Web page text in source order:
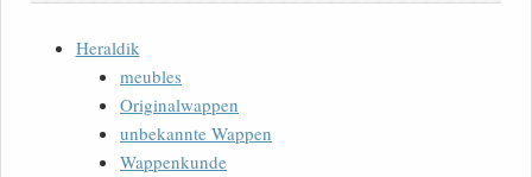
Heraldik
meubles
Originalwappen
unbekannte Wappen
Wappenkunde